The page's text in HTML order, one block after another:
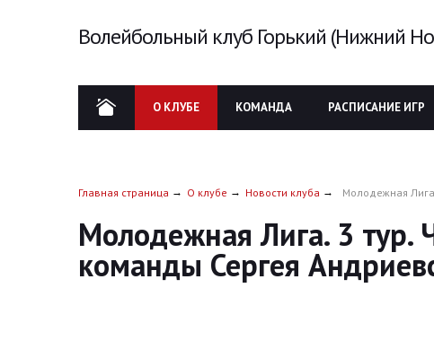
Волейбольный клуб Горький (Нижний
О КЛУБЕ КОМАНДА РАСПИСАНИЕ ИГР
Главная страница О клубе Новости клуба Молодежная
Молодежная Лига. 3 тур.
команды Сергея